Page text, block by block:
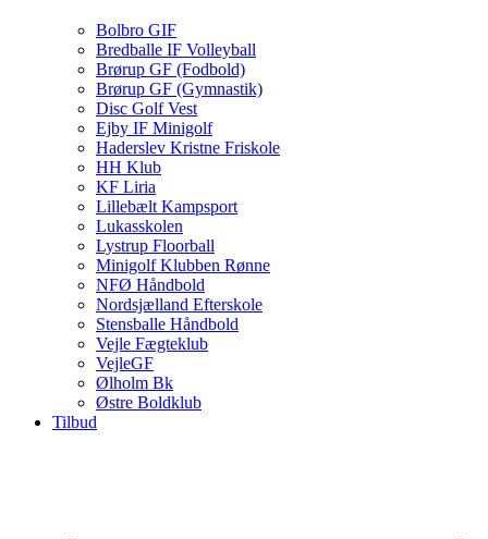
Bolbro GIF
Bredballe IF Volleyball
Brørup GF (Fodbold)
Brørup GF (Gymnastik)
Disc Golf Vest
Ejby IF Minigolf
Haderslev Kristne Friskole
HH Klub
KF Liria
Lillebælt Kampsport
Lukasskolen
Lystrup Floorball
Minigolf Klubben Rønne
NFØ Håndbold
Nordsjælland Efterskole
Stensballe Håndbold
Vejle Fægteklub
VejleGF
Ølholm Bk
Østre Boldklub
Tilbud